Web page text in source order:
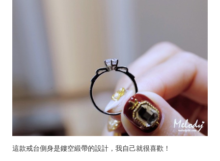
這款戒台側身是鏤空緞帶的設計，我自己就很喜歡！